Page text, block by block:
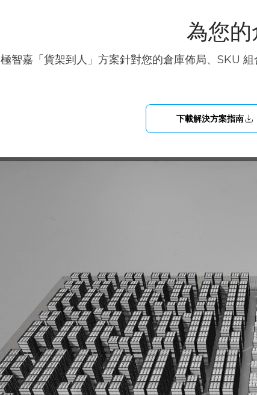
為您
極智嘉「貨架到人」方案針對您的倉庫佈局、SKU
下載解決方案指南